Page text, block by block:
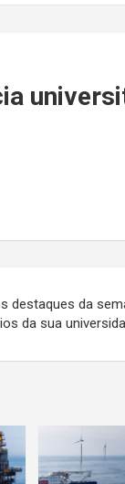
destaques da
da sua